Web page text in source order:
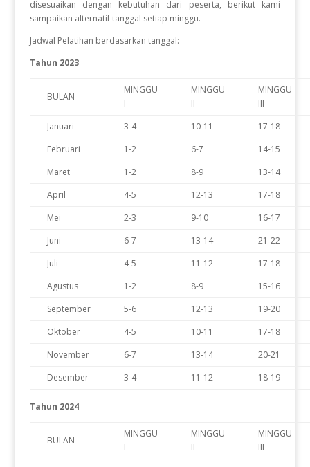
disesuaikan dengan kebutuhan dari peserta, berikut kami
sampaikan alternatif tanggal setiap minggu.
Jadwal Pelatihan berdasarkan tanggal:
Tahun 2023
BULAN
MINGGU
I
MINGGU
II
MINGGU
III
Januari
3-4 10-11
17-18
Februari
1-2 6-7
14-15
Maret
1-2 8-9
13-14
April
4-5 12-13
17-18
Mei
2-3 9-10
16-17
Juni
6-7 13-14
21-22
Juli
4-5 11-12
17-18
Agustus
1-2 8-9
15-16
September
5-6 12-13
19-20
Oktober
4-5 10-11
17-18
November
6-7 13-14
20-21
Desember
3-4 11-12 18-19
Tahun 2024
BULAN
MINGGU
I
MINGGU
II
MINGGU
III